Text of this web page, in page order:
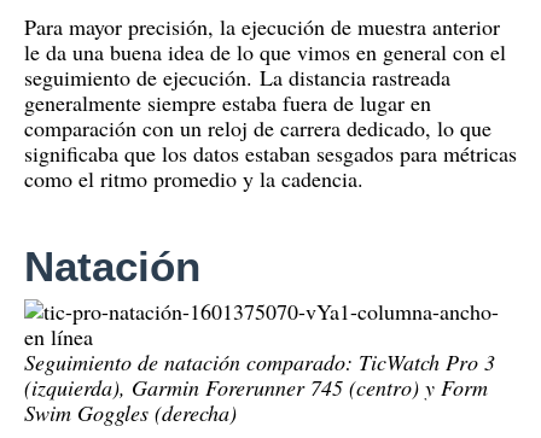
Para mayor precisión, la ejecución de muestra anterior
le da una buena idea de lo que vimos en general con el
seguimiento de ejecución. La distancia rastreada
generalmente siempre estaba fuera de lugar en
comparación con un reloj de carrera dedicado, lo que
significaba que los datos estaban sesgados para métricas
como el ritmo promedio y la cadencia.
Natación
Seguimiento de natación comparado: TicWatch Pro 3
(izquierda), Garmin Forerunner 745 (centro) y Form
Swim Goggles (derecha)